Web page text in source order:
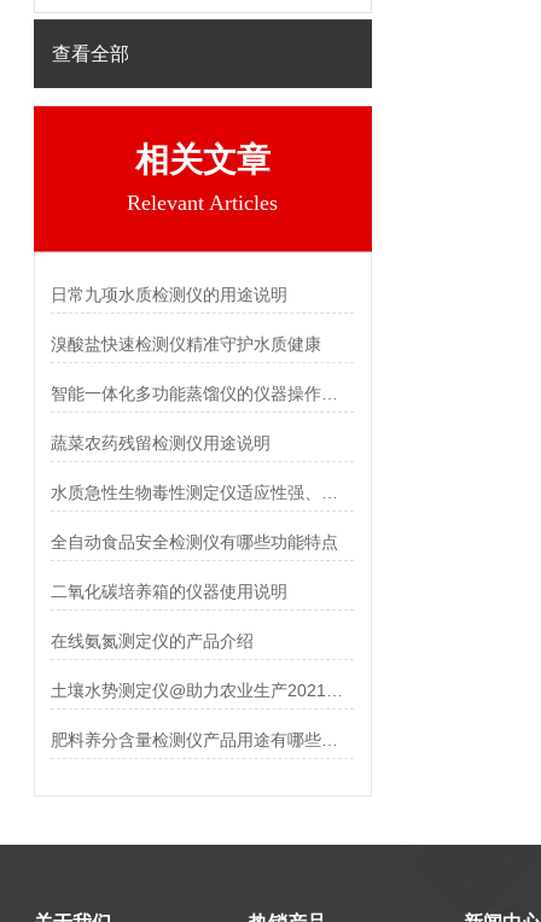
查看全部
相关文章
Relevant Articles
日常九项水质检测仪的用途说明
溴酸盐快速检测仪精准守护水质健康
蔬菜农药残留检测仪用途说明
全自动食品安全检测仪有哪些功能特点
二氧化碳培养箱的仪器使用说明
在线氨氮测定仪的产品介绍